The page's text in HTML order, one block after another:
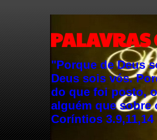
"Porque de Deus
Deus sois vós.
do que foi posto,
alguém que sobre
Coríntios 3.9,11,14